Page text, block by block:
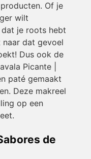
Of je
wilt
je roots hebt
dat gevoel
Dus ook de
Picante |
paté gemaakt
Deze makreel
op een
de